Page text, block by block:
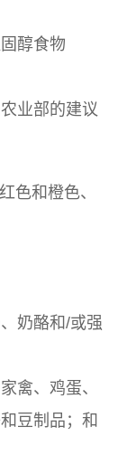
醇食物
业部的建议
色和橙色、
奶酪和/或强
禽、鸡蛋、
豆制品；和